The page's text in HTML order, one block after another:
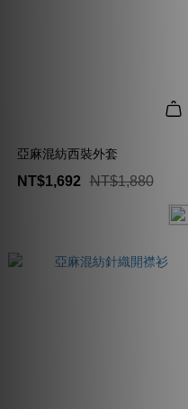
亞麻混紡西裝外套
NT$1,692 NT$1,880